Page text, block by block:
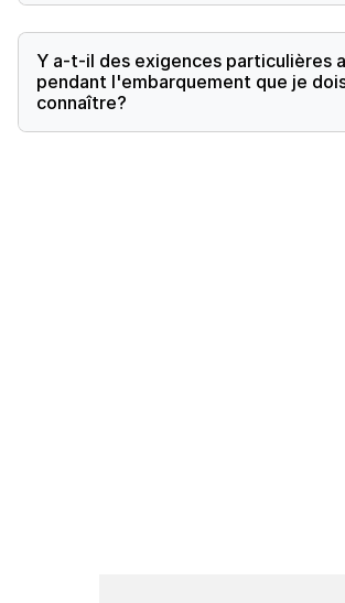
Y a-t-il des exigences particulières
pendant l'embarquement que je
connaître?